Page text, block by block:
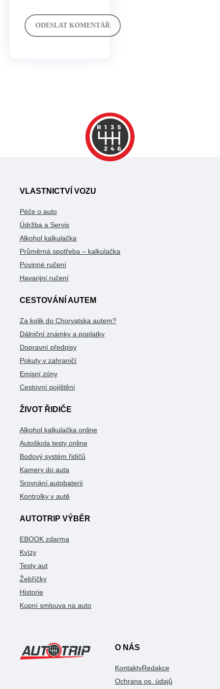
VLASTNICTVÍ VOZU
Péče o auto
Údržba a Servis
Alkohol kalkulačka
Průměrná spotřeba – kalkulačka
Povinné ručení
Havarijní ručení
CESTOVÁNÍ AUTEM
Za kolik do Chorvatska autem?
Dálniční známky a poplatky
Dopravní předpisy
Pokuty v zahraničí
Emisní zóny
Cestovní pojištění
ŽIVOT ŘIDIČE
Alkohol kalkulačka online
Autoškola testy online
Bodový systém řidičů
Kamery do auta
Srovnání autobaterií
Kontrolky v autě
AUTOTRIP VÝBĚR
EBOOK zdarma
Kvízy
Testy aut
Žebříčky
Historie
Kupní smlouva na auto
O NÁS
KontaktyRedakce
Ochrana os. údajů